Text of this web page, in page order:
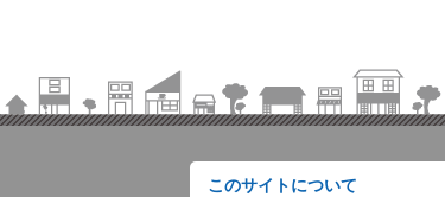
このサイトについて